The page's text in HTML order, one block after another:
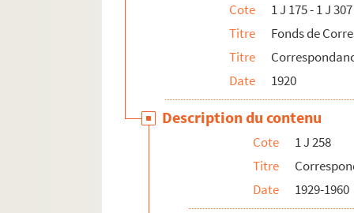
Cote
1 J 175 - 1 J 307
Titre
Fonds de
Titre
Date
1920
Description du contenu
Cote
1 J 258
Titre
Date
1929-1960